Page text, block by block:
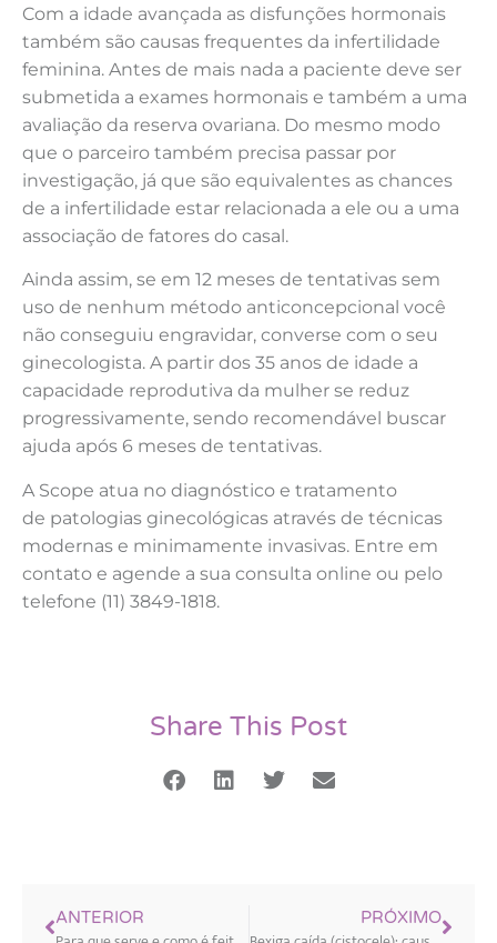
Com a idade avançada as disfunções hormonais
também são causas frequentes da infertilidade
feminina. Antes de mais nada a paciente deve ser
submetida a exames hormonais e também a uma
avaliação da reserva ovariana. Do mesmo modo
que o parceiro também precisa passar por
investigação, já que são equivalentes as chances
de a infertilidade estar relacionada a ele ou a uma
associação de fatores do casal.
Ainda assim, se em 12 meses de tentativas sem
uso de nenhum método anticoncepcional você
não conseguiu engravidar, converse com o seu
ginecologista. A partir dos 35 anos de idade a
capacidade reprodutiva da mulher se reduz
progressivamente, sendo recomendável buscar
ajuda após 6 meses de tentativas.
A Scope atua no diagnóstico e tratamento
de patologias ginecológicas através de técnicas
modernas e minimamente invasivas. Entre em
contato e agende a sua consulta online ou pelo
telefone (11) 3849-1818.
Share This Post
ANTERIOR PRÓXIMO